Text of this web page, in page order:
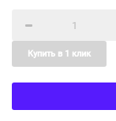
Купить в 1 клик